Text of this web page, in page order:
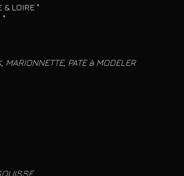
d’INDRE & LOIRE "
"
MARIONNETTE, PATE à MODELER